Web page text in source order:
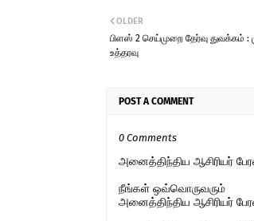
OLDER
பிளஸ் 2 செய்முறை தேர்வு துவக்கம் :
உத்தரவு
POST A COMMENT
0 Comments
அனைத்திந்திய ஆசிரியர்
நீங்கள் ஒவ்வொருவரும்
அனைத்திந்திய ஆசிரியர்